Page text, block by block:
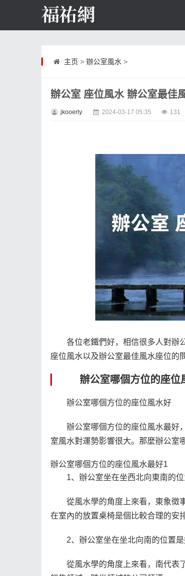
主页 > 辦公室風水 >
辦公室 座位風水 辦公室最佳
jkooerly 2024-03-17 05:35 131
各位老鐵們好，相信很多人對辦
座位風水以及辦公室最佳風水座位的
辦公室哪個方位的座位
辦公室哪個方位的座位風水好
辦公室哪個方位的座位風水最好
室風水對運勢影響很大。那麼辦公室
辦公室哪個方位的座位風水最好1
1、辦公室坐在坐西北向東南的
從風水學的角度上來看，東象徵
在室內的放置桌椅是個比較合理的安
2、辦公室坐在坐北向南的位置
從風水學的角度上來看，南代表